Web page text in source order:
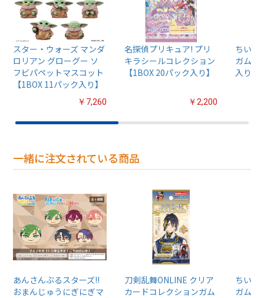
スター・ウォーズ マンダ
ロリアン グローグー ソ
フビパペットマスコット
【1BOX 11パック入り】
￥7,260
名探偵プリキュア! プリ
キラシールコレクション
【1BOX 20パック入り】
￥2,200
ちいか
ガム4
入り】
一緒に注文されている商品
あんさんぶるスターズ!!
おまんじゅうにぎにぎマ
刀剣乱舞ONLINE クリア
カードコレクションガム
ちいか
ガム4